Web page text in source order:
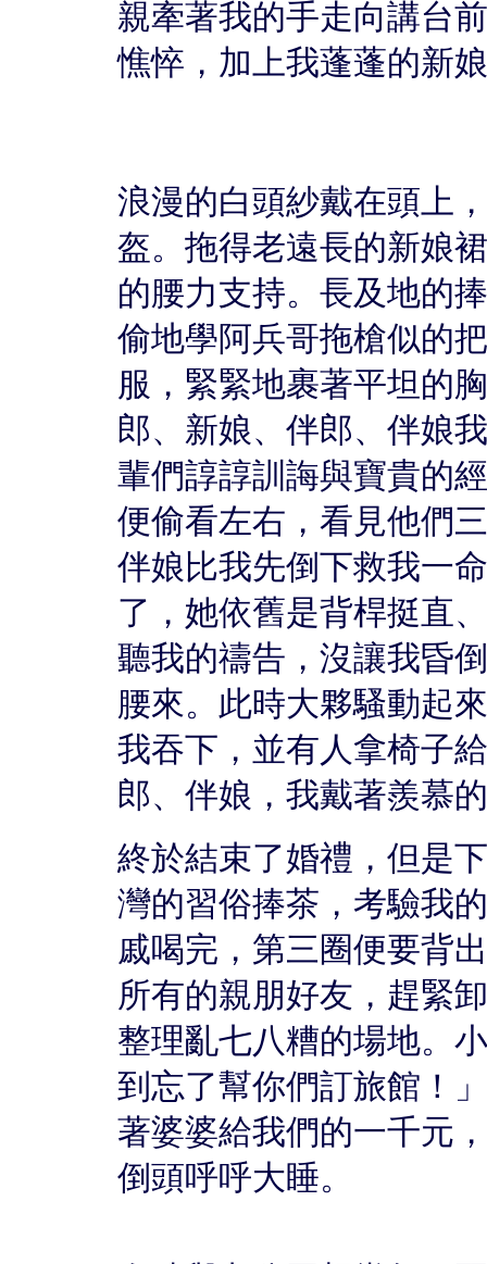
親牽著我的手走向講台
憔悴，加上我蓬蓬的新
浪漫的白頭紗戴在頭上
盔。拖得老遠長的新娘
的腰力支持。長及地的
偷地學阿兵哥拖槍似的
服，緊緊地裹著平坦的
郎、新娘、伴郎、伴娘
輩們諄諄訓誨與寶貴的
便偷看左右，看見他們
伴娘比我先倒下救我一
了，她依舊是背桿挺直
聽我的禱告，沒讓我昏
腰來。此時大夥騷動起
我吞下，並有人拿椅子
郎、伴娘，我戴著羨慕
終於結束了婚禮，但是
灣的習俗捧茶，考驗我
戚喝完，第三圈便要背
所有的親朋好友，趕緊
整理亂七八糟的場地。
到忘了幫你們訂旅館！
著婆婆給我們的一千元
倒頭呼呼大睡。